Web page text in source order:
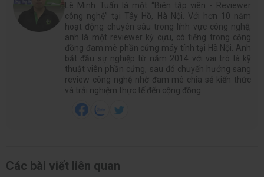
Lê Minh Tuấn là một “Biên tập viên - Reviewer
công nghệ” tại Tây Hồ, Hà Nội. Với hơn 10 năm
hoạt động chuyên sâu trong lĩnh vực công nghệ,
anh là một reviewer kỳ cựu, có tiếng trong cộng
đồng đam mê phần cứng máy tính tại Hà Nội. Anh
bắt đầu sự nghiệp từ năm 2014 với vai trò là kỹ
thuật viên phần cứng, sau đó chuyển hướng sang
review công nghệ nhờ đam mê chia sẻ kiến thức
và trải nghiệm thực tế đến cộng đồng.
Các bài viết liên quan